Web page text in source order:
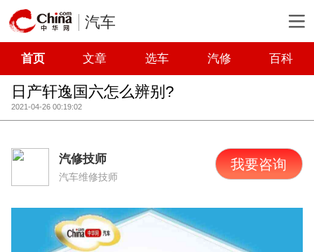
汽车
首页 文章 选车 汽修 百科
日产轩逸国六怎么辨别?
2021-04-26 00:19:02
汽修技师
汽车维修技师
我要咨询